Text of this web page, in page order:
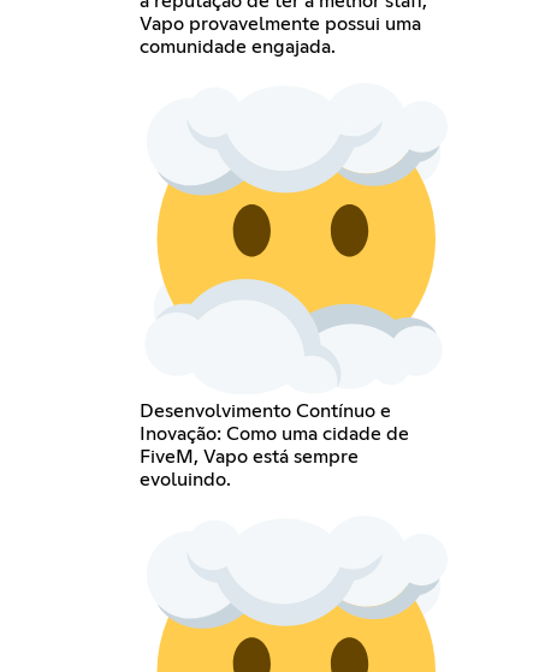
Vapo provavelmente possui uma
comunidade engajada.
Desenvolvimento Contínuo e
Inovação: Como uma cidade de
FiveM, Vapo está sempre
evoluindo.